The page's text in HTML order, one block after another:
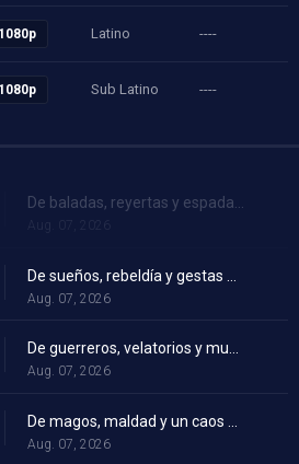
Latino ----
Sub Latino ----
De baladas, reyertas y espadas ensangrentadas
Aug. 07, 2026
Aug. 07, 2026
De guerreros, velatorios y mundos asombrosos
Aug. 07, 2026
Aug. 07, 2026